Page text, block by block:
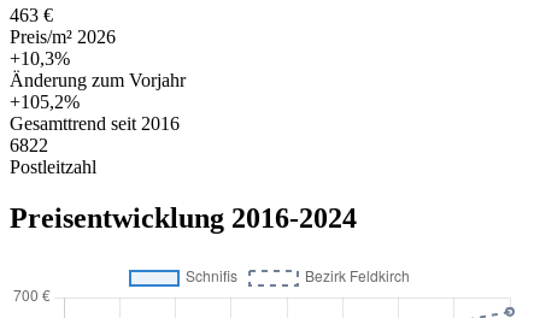
463 €
Preis/m² 2026
+10,3%
Änderung zum Vorjahr
+105,2%
Gesamttrend seit 2016
6822
Postleitzahl
Preisentwicklung 2016-2024